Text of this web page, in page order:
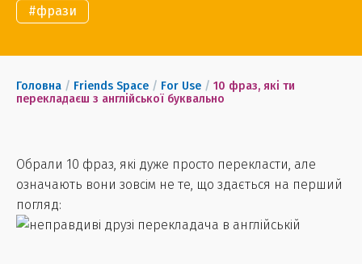
#фрази
Головна / Friends Space / For Use / 10 фраз, які ти
перекладаєш з англійської буквально
Обрали 10 фраз, які дуже просто перекласти, але
означають вони зовсім не те, що здається на перший
погляд: